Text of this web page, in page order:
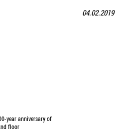
04.02.2019
year anniversary of
floor